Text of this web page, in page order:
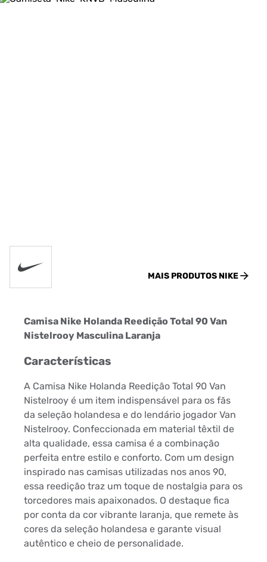
MAIS PRODUTOS NIKE
Camisa Nike Holanda Reedição Total 90 Van
Nistelrooy Masculina Laranja
Características
A Camisa Nike Holanda Reedição Total 90 Van
Nistelrooy é um item indispensável para os fãs
da seleção holandesa e do lendário jogador Van
Nistelrooy. Confeccionada em material têxtil de
alta qualidade, essa camisa é a combinação
perfeita entre estilo e conforto. Com um design
inspirado nas camisas utilizadas nos anos 90,
essa reedição traz um toque de nostalgia para os
torcedores mais apaixonados. O destaque fica
por conta da cor vibrante laranja, que remete às
cores da seleção holandesa e garante visual
autêntico e cheio de personalidade.